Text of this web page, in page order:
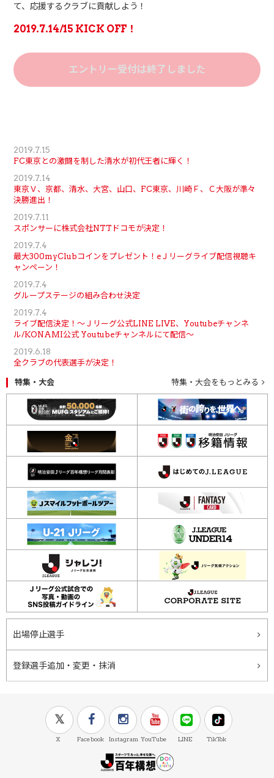
て、応援するクラブに貢献しよう！
2019.7.14/15 KICK OFF！
エントリー受付は終了しました
2019.7.15
FC東京との激闘を制した清水が初代王者に輝く！
2019.7.14
東京Ｖ、京都、清水、大宮、山口、FC東京、川崎Ｆ、Ｃ大阪が準々
決勝進出！
2019.7.11
スポンサーに株式会社NTTドコモが決定！
2019.7.4
最大300myClubコインをプレゼント！eＪリーグライブ配信視聴キ
ャンペーン！
2019.7.4
グループステージの組み合わせ決定
2019.7.4
ライブ配信決定！～Ｊリーグ公式LINE LIVE、Youtubeチャンネ
ル/KONAMI公式 Youtubeチャンネルにて配信～
2019.6.18
全クラブの代表選手が決定！
特集・大会 特集・大会をもっとみる
出場停止選手
登録選手追加・変更・抹消
X Facebook Instagram YouTube LINE TikTok